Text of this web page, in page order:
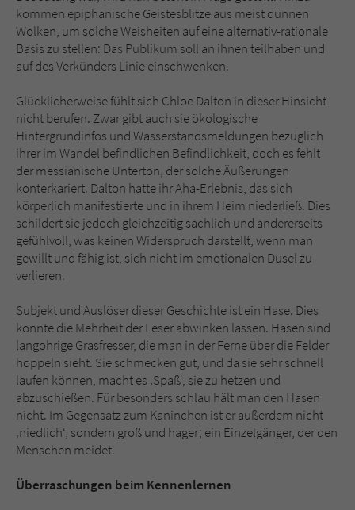
kommen epiphanische Geistesblitze aus meist dünnen
Wolken, um solche Weisheiten auf eine alternativ-rationale
Basis zu stellen: Das Publikum soll an ihnen teilhaben und
auf des Verkünders Linie einschwenken.
Glücklicherweise fühlt sich Chloe Dalton in dieser Hinsicht
nicht berufen. Zwar gibt auch sie ökologische
Hintergrundinfos und Wasserstandsmeldungen bezüglich
ihrer im Wandel befindlichen Befindlichkeit, doch es fehlt
der messianische Unterton, der solche Äußerungen
konterkariert. Dalton hatte ihr Aha-Erlebnis, das sich
körperlich manifestierte und in ihrem Heim niederließ. Dies
schildert sie jedoch gleichzeitig sachlich und andererseits
gefühlvoll, was keinen Widerspruch darstellt, wenn man
gewillt und fähig ist, sich nicht im emotionalen Dusel zu
verlieren.
Subjekt und Auslöser dieser Geschichte ist ein Hase. Dies
könnte die Mehrheit der Leser abwinken lassen. Hasen sind
langohrige Grasfresser, die man in der Ferne über die Felder
hoppeln sieht. Sie schmecken gut, und da sie sehr schnell
laufen können, macht es ‚Spaß‘, sie zu hetzen und
abzuschießen. Für besonders schlau hält man den Hasen
nicht. Im Gegensatz zum Kaninchen ist er außerdem nicht
‚niedlich‘, sondern groß und hager; ein Einzelgänger, der den
Menschen meidet.
Überraschungen beim Kennenlernen